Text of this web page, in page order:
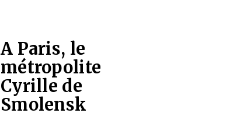
A Paris, le
métropolite
Cyrille de
Smolensk